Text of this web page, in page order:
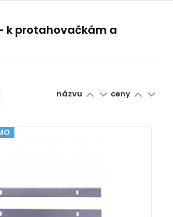
k protahovačkám a
názvu ceny